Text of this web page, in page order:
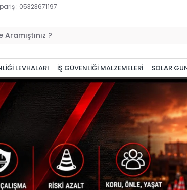
: 05323671197
LEVHALARI İŞ GÜVENLİĞİ MALZEMELERİ SOLAR